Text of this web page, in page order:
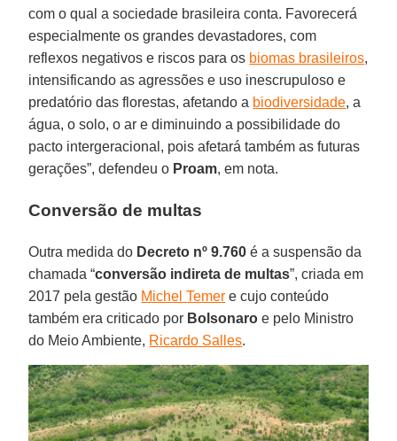
com o qual a sociedade brasileira conta. Favorecerá
especialmente os grandes devastadores, com
reflexos negativos e riscos para os biomas brasileiros,
intensificando as agressões e uso inescrupuloso e
predatório das florestas, afetando a biodiversidade, a
água, o solo, o ar e diminuindo a possibilidade do
pacto intergeracional, pois afetará também as futuras
gerações”, defendeu o Proam, em nota.
Conversão de multas
Outra medida do Decreto nº 9.760 é a suspensão da
chamada “conversão indireta de multas”, criada em
2017 pela gestão Michel Temer e cujo conteúdo
também era criticado por Bolsonaro e pelo Ministro
do Meio Ambiente, Ricardo Salles.